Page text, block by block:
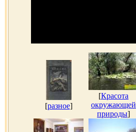
[разное]
[Красота
окружающей
природы]